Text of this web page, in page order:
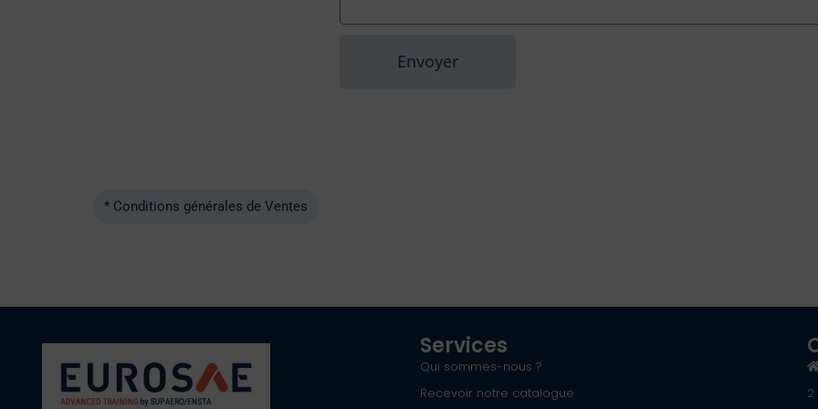
Envoyer
* Conditions générales de Ventes
Services
Qui sommes-nous ?
Recevoir notre catalogue